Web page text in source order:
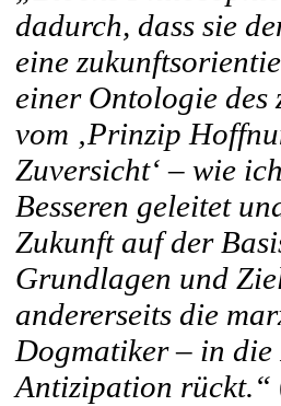
dadurch, dass sie
eine
einer Ontologie des
vom ‚Prinzip
Zuversicht‘ – wie
Besseren geleitet
Zukunft auf der
Grundlagen und
andererseits die
Dogmatiker – in
Antizipation rückt.“